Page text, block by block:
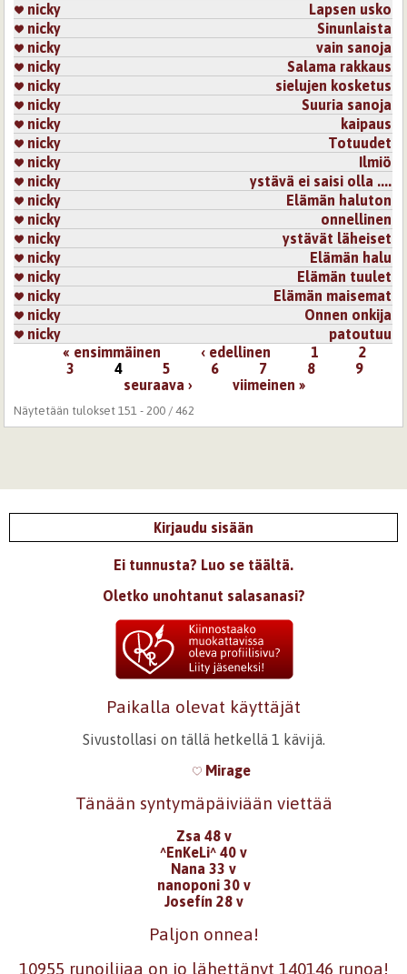
nicky
Lapsen usko
nicky
Sinunlaista
nicky
vain sanoja
nicky
Salama rakkaus
nicky
sielujen kosketus
nicky
Suuria sanoja
nicky
kaipaus
nicky
Totuudet
nicky
Ilmiö
nicky
ystävä ei saisi olla ....
nicky
Elämän haluton
nicky
onnellinen
nicky
ystävät läheiset
nicky
Elämän halu
nicky
Elämän tuulet
nicky
Elämän maisemat
nicky
Onnen onkija
nicky
patoutuu
« ensimmäinen ‹ edellinen 1
2
3
4 5 6 7 8
9
seuraava ›
viimeinen »
Näytetään tulokset 151 - 200 / 462
Kirjaudu sisään
Ei tunnusta? Luo se täältä.
Oletko unohtanut salasanasi?
Paikalla olevat käyttäjät
Sivustollasi on tällä hetkellä 1 kävijä.
Mirage
Tänään syntymäpäiviään viettää
Zsa 48 v
^EnKeLi^ 40 v
Nana 33 v
nanoponi 30 v
Josefín 28 v
Paljon onnea!
10955 runoilijaa on jo lähettänyt 140146 runoa!